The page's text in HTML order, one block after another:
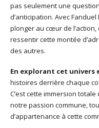
pas seulement une
d’anticipation. Avec
plonger au cœur de
ressentir cette montée
des autres.
En explorant cet univers
histoires derrière chaque
C’est cette immersion
notre passion commune,
d’appartenance à cette